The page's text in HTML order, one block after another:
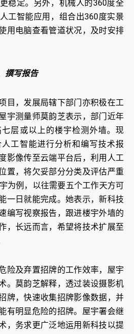
稳定。另外，机械人的360度全
工智能应用，组合出360度实景
用电脑查看管道状况，及时安排
撰写报告
目，发展局辖下部门亦积极在工
宇测量师莫韵芝表示，部门近年
层或以上的楼宇检测外墙。现
工智能进行分析和编写技术报
影像传至云端平台后，利用人工
置，将欠妥部分分类及评估严重
为例，以往需要五个工作天方可
一日就能完成。她表示，新科技
编写视察报告，跟进楼宇外墙的
，长远而言，希望将技术扩展至
险及弃置招牌的工作效率，屋宇
。莫韵芝解释，透过装设摄影机
牌，快速收集招牌影像数据，并
有明显危险的招牌。屋宇署会继
，务求更广泛地运用新科技以提